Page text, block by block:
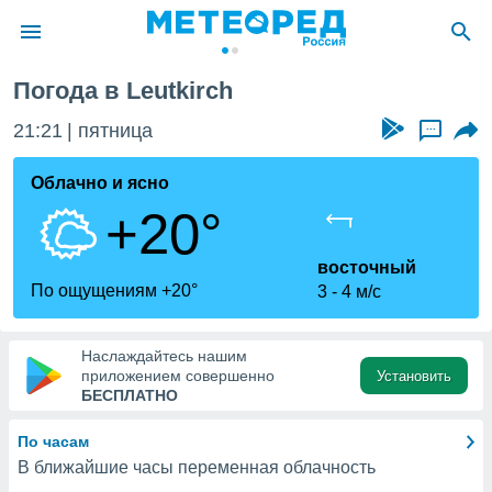
о
Вы можете
к этому
доступ
Погода в Leutkirch
21:21 пятница ...
Облачно и ясно
+20°
По ощущениям +20°
восточный
3
4 м/с
Наслаждайтесь нашим
приложением совершенно
БЕСПЛАТНО
Установить
По часам
В ближайшие часы переменная облачность